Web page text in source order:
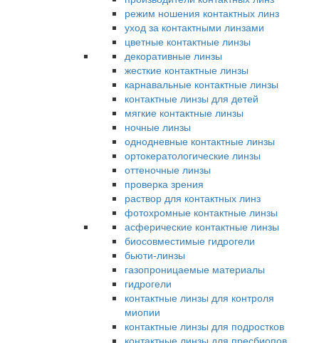
режим ношения контактных линз
уход за контактными линзами
цветные контактные линзы
декоративные линзы
жесткие контактные линзы
карнавальные контактные линзы
контактные линзы для детей
мягкие контактные линзы
ночные линзы
однодневные контактные линзы
ортокератологические линзы
оттеночные линзы
проверка зрения
раствор для контактных линз
фотохромные контактные линзы
асферические контактные линзы
биосовместимые гидрогели
бьюти-линзы
газопроницаемые материалы
гидрогели
контактные линзы для контроля
миопии
контактные линзы для подростков